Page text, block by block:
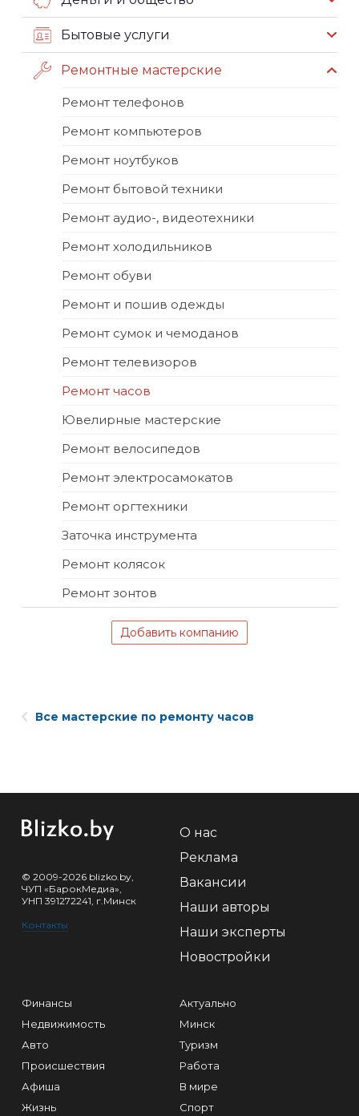
Бытовые услуги
Ремонтные мастерские
Ремонт телефонов
Ремонт компьютеров
Ремонт ноутбуков
Ремонт бытовой техники
Ремонт аудио-, видеотехники
Ремонт холодильников
Ремонт обуви
Ремонт и пошив одежды
Ремонт сумок и чемоданов
Ремонт телевизоров
Ремонт часов
Ювелирные мастерские
Ремонт велосипедов
Ремонт электросамокатов
Ремонт оргтехники
Заточка инструмента
Ремонт колясок
Ремонт зонтов
Добавить компанию
Все мастерские по ремонту часов
© 2009-2026 blizko.by,
ЧУП «БарокМедиа»,
УНП 391272241, г.Минск
Контакты
О нас
Реклама
Вакансии
Наши авторы
Наши эксперты
Новостройки
Финансы
Недвижимость
Авто
Происшествия
Афиша
Жизнь
Актуально
Минск
Туризм
Работа
В мире
Спорт